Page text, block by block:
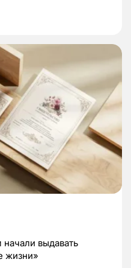
выдавать
жизни»